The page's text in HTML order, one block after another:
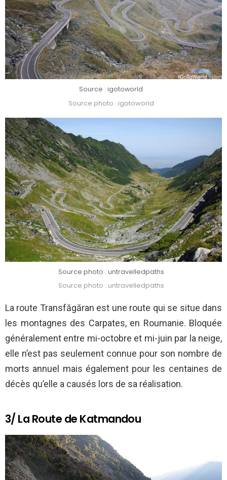
Source : igotoworld
Source photo : igotoworld
Source photo : untravelledpaths
Source photo : untravelledpaths
La route Transfăgăran est une route qui se situe dans
les montagnes des Carpates, en Roumanie. Bloquée
généralement entre mi-octobre et mi-juin par la neige,
elle n’est pas seulement connue pour son nombre de
morts annuel mais également pour les centaines de
décès qu’elle a causés lors de sa réalisation.
3/ La Route de Katmandou